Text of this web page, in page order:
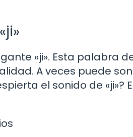
«ji». Esta palabra
A veces puede
el sonido de «ji»?